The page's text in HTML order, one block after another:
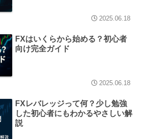
2025.06.18
FXはいくらから始める？初心者
向け完全ガイド
2025.06.18
FXレバレッジって何？少し勉強
した初心者にもわかるやさしい解
説